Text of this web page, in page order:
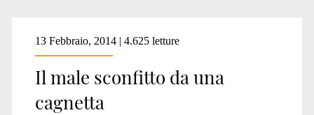
Tag:
<span>mulo
13 Febbraio, 2014 | 4.625 letture
Il male sconfitto da una
cagnetta